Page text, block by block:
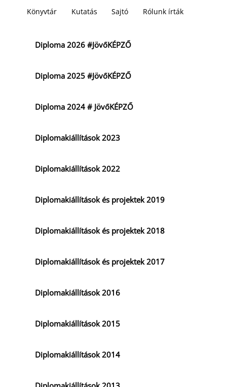
Könyvtár
Kutatás Sajtó Rólunk írták
Diploma 2026 #JövőKÉPZŐ
Diploma 2025 #JövőKÉPZŐ
Diploma 2024 # JövőKÉPZŐ
Diplomakiállítások 2023
Diplomakiállítások 2022
Diplomakiállítások és projektek 2019
Diplomakiállítások és projektek 2018
Diplomakiállítások és projektek 2017
Diplomakiállítások 2016
Diplomakiállítások 2015
Diplomakiállítások 2014